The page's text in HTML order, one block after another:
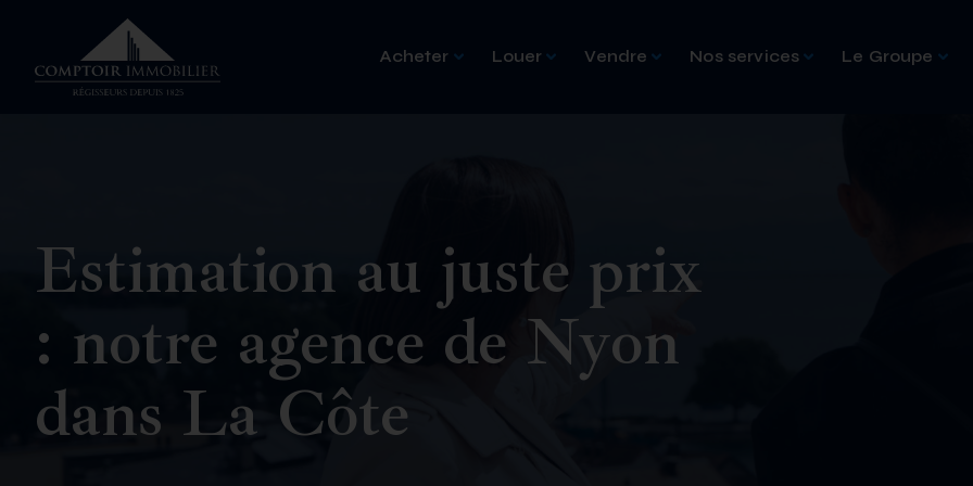
Acheter Louer Vendre Nos services Le Groupe
Estimation au juste prix
: notre agence de Nyon
dans La Côte